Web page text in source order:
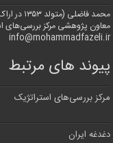
محمد
معاون پژوهشی مرکز بررسی‌های
info@mohammadfazeli.ir
پیوند های مرتبط
مرکز بررسی‌های استراتژیک
دغدغه ایران